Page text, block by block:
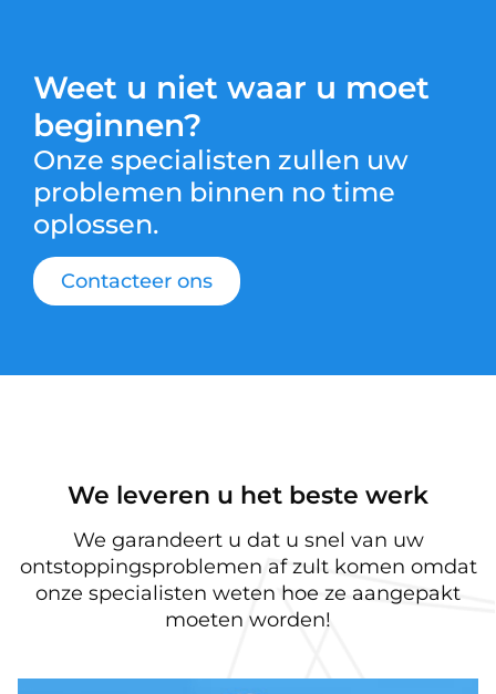
Weet u niet waar u moet
beginnen?
Onze specialisten zullen uw
problemen binnen no time
oplossen.
Contacteer ons
We leveren u het beste werk
We garandeert u dat u snel van uw
ontstoppingsproblemen af zult komen omdat
onze specialisten weten hoe ze aangepakt
moeten worden!